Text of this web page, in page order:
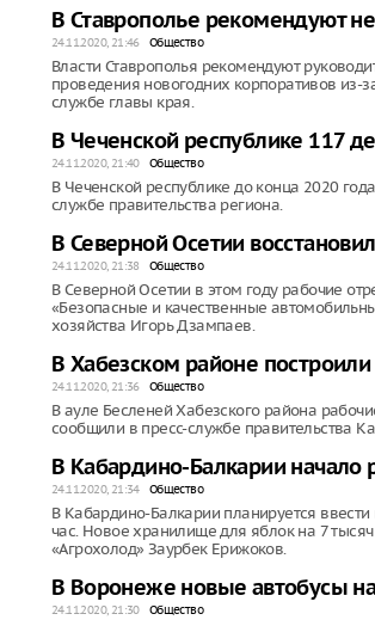
В Ставрополье рекомендуют
24.11.2020, 21:46 Общество
Власти Ставрополья рекомендуют
проведения новогодних корпоративов из-
службе главы края.
В Чеченской республике 117
24.11.2020, 21:40 Общество
В Чеченской республике до конца 2020
службе правительства региона.
В Северной Осетии
24.11.2020, 21:38 Общество
В Северной Осетии в этом году рабочие
«Безопасные и качественные
хозяйства Игорь Дзампаев.
В Хабезском районе
24.11.2020, 21:36 Общество
В ауле Бесленей Хабезского района
сообщили в пресс-службе правительства
В Кабардино-Балкарии начало
24.11.2020, 21:34 Общество
В Кабардино-Балкарии планируется
час. Новое хранилище для яблок на 7
«Агрохолод» Заурбек Ерижоков.
В Воронеже новые автобусы
24.11.2020, 21:30 Общество